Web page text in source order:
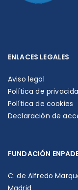
ENLACES LEGALES
Aviso legal
Política de
Política de cookies
Declaración de
FUNDACIÓN
C. de Alfredo
Madrid